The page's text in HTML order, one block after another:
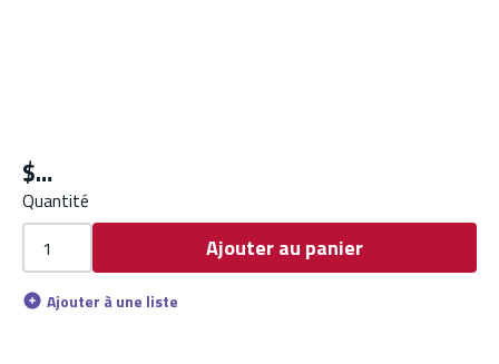
$
Quantité
Ajouter au panier
Ajouter à une liste